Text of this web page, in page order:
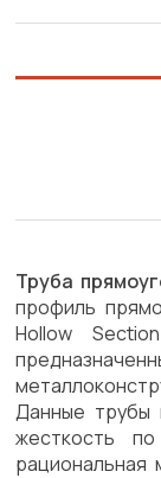
Труба
профиль
Hollow
Данные трубы
жесткость
рациональная